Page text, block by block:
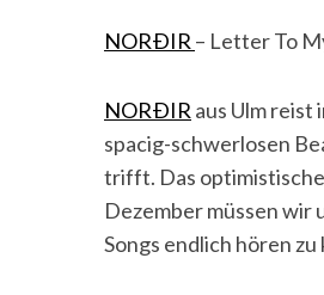
NORÐIR – Letter To
NORÐIR aus Ulm reist
spacig-schwerlosen
trifft. Das
Dezember müssen wir
Songs endlich hören zu